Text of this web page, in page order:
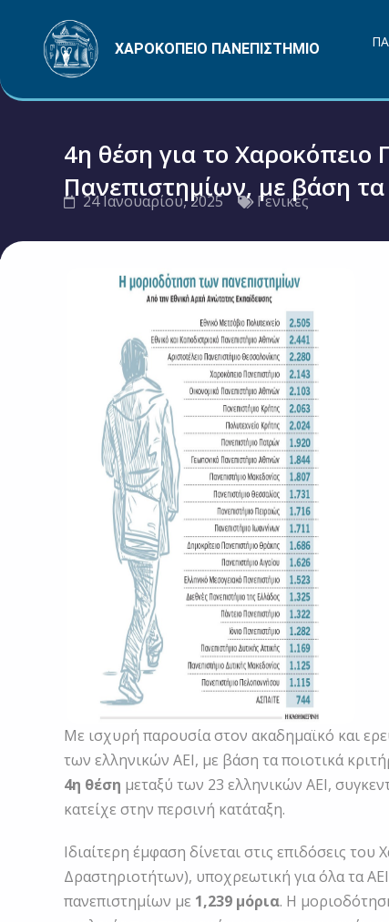
περιεχόμενο
ΧΑΡΟΚΟΠΕΙΟ ΠΑΝΕΠΙΣΤΗΜΙΟ
4η θέση για το
Πανεπιστημίων, με βάση
24 Ιανουαρίου, 2025 Γενικές
Με ισχυρή παρουσία στον ακαδημαϊκό και
των ελληνικών ΑΕΙ, με βάση τα ποιοτικά
4η θέση μεταξύ των 23 ελληνικών ΑΕΙ,
κατείχε στην περσινή κατάταξη.
Ιδιαίτερη έμφαση δίνεται στις επιδόσεις
Δραστηριοτήτων), υποχρεωτική για όλα τα
πανεπιστημίων με 1,239 μόρια. Η